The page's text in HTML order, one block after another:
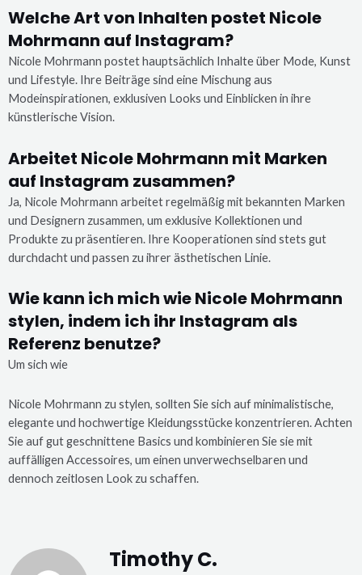
Welche Art von Inhalten postet Nicole
Mohrmann auf Instagram?
Nicole Mohrmann postet hauptsächlich Inhalte über Mode, Kunst
und Lifestyle. Ihre Beiträge sind eine Mischung aus
Modeinspirationen, exklusiven Looks und Einblicken in ihre
künstlerische Vision.
Arbeitet Nicole Mohrmann mit Marken
auf Instagram zusammen?
Ja, Nicole Mohrmann arbeitet regelmäßig mit bekannten Marken
und Designern zusammen, um exklusive Kollektionen und
Produkte zu präsentieren. Ihre Kooperationen sind stets gut
durchdacht und passen zu ihrer ästhetischen Linie.
Wie kann ich mich wie Nicole Mohrmann
stylen, indem ich ihr Instagram als
Referenz benutze?
Um sich wie
Nicole Mohrmann zu stylen, sollten Sie sich auf minimalistische,
elegante und hochwertige Kleidungsstücke konzentrieren. Achten
Sie auf gut geschnittene Basics und kombinieren Sie sie mit
auffälligen Accessoires, um einen unverwechselbaren und
dennoch zeitlosen Look zu schaffen.
Timothy C.